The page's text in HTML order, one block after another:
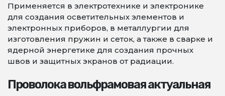
Применяется в электротехнике и электронике
для создания осветительных элементов и
электронных приборов, в металлургии для
изготовления пружин и сеток, а также в сварке и
ядерной энергетике для создания прочных
швов и защитных экранов от радиации.
Проволока вольфрамовая актуальная